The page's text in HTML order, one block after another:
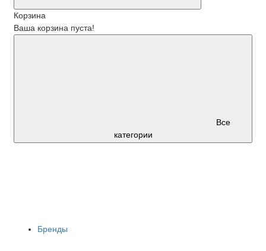
Корзина
Ваша корзина пуста!
Все
категории
Бренды